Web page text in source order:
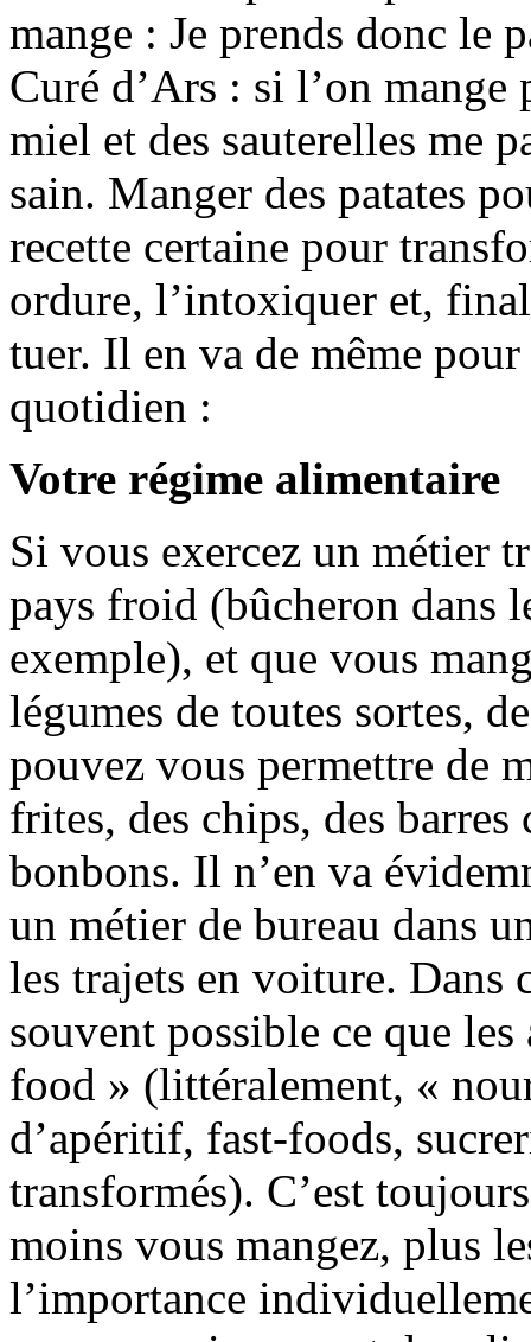
mange : Je prends donc le
Curé d’Ars : si l’on
miel et des sauterelles me
sain. Manger des patates
recette certaine pour
ordure, l’intoxiquer et,
tuer. Il en va de même
quotidien :
Votre régime alimentaire
Si vous exercez un métier
pays froid (bûcheron dans
exemple), et que vous
légumes de toutes sortes,
pouvez vous permettre de
frites, des chips, des barres
bonbons. Il n’en va
un métier de bureau dans
les trajets en voiture. Dans
souvent possible ce que
food » (littéralement, «
d’apéritif, fast-foods,
transformés). C’est
moins vous mangez, plus
l’importance